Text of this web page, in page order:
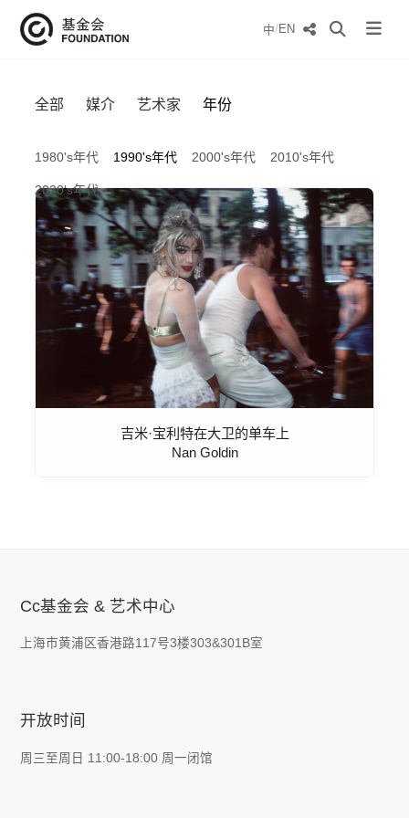
中/EN
全部 媒介 艺术家 年份
1980's年代 1990's年代 2000's年代 2010's年代
2020's年代
吉米·宝利特在大卫的单车上
Nan Goldin
Cc基金会 & 艺术中心
上海市黄浦区香港路117号3楼303&301B室
开放时间
周三至周日 11:00-18:00 周一闭馆